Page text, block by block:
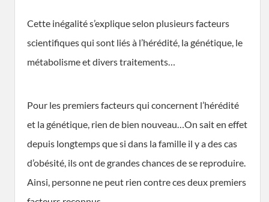
Cette inégalité s’explique selon plusieurs facteurs
scientifiques qui sont liés à l’hérédité, la génétique, le
métabolisme et divers traitements…
Pour les premiers facteurs qui concernent l’hérédité
et la génétique, rien de bien nouveau…On sait en effet
depuis longtemps que si dans la famille il y a des cas
d’obésité, ils ont de grandes chances de se reproduire.
Ainsi, personne ne peut rien contre ces deux premiers